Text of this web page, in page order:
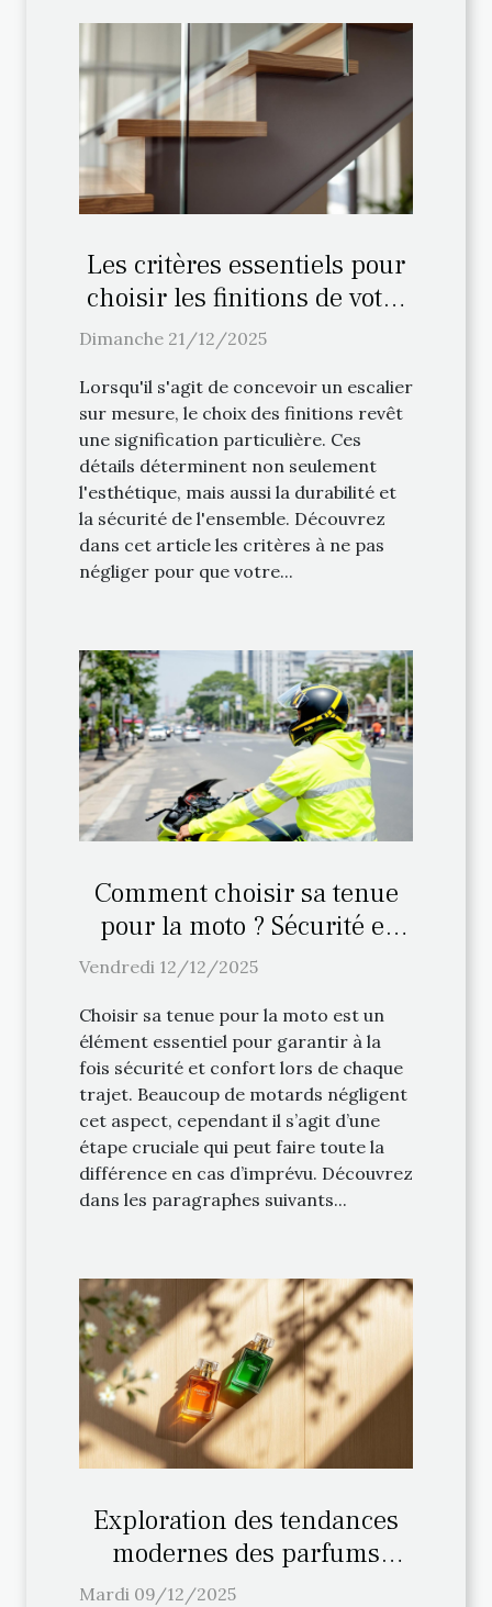
Les critères essentiels pour
choisir les finitions de votre
escalier sur mesure
Dimanche 21/12/2025
Lorsqu'il s'agit de concevoir un escalier
sur mesure, le choix des finitions revêt
une signification particulière. Ces
détails déterminent non seulement
l'esthétique, mais aussi la durabilité et
la sécurité de l'ensemble. Découvrez
dans cet article les critères à ne pas
négliger pour que votre...
Comment choisir sa tenue
pour la moto ? Sécurité et
confort
Vendredi 12/12/2025
Choisir sa tenue pour la moto est un
élément essentiel pour garantir à la
fois sécurité et confort lors de chaque
trajet. Beaucoup de motards négligent
cet aspect, cependant il s’agit d’une
étape cruciale qui peut faire toute la
différence en cas d’imprévu. Découvrez
dans les paragraphes suivants...
Exploration des tendances
modernes des parfums
chyprés
Mardi 09/12/2025